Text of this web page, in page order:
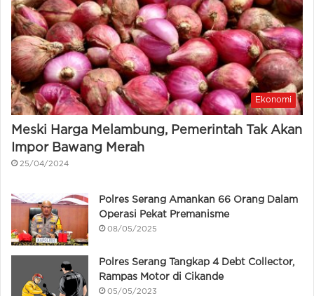
Ekonomi
Meski Harga Melambung, Pemerintah Tak Akan
Impor Bawang Merah
25/04/2024
Polres Serang Amankan 66 Orang Dalam
Operasi Pekat Premanisme
08/05/2025
Polres Serang Tangkap 4 Debt Collector,
Rampas Motor di Cikande
05/05/2023